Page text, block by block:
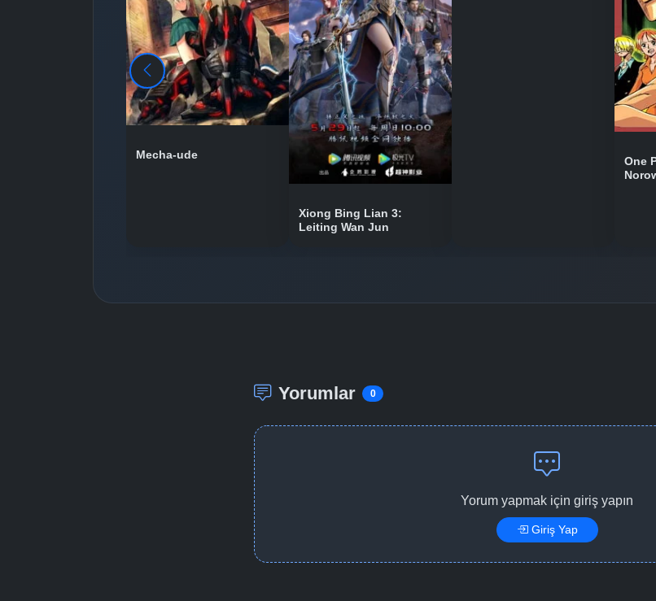
Mecha-ude
Xiong Bing Lian 3:
Leiting Wan Jun
One
Yorumlar 0
Yorum yapmak için giriş yapın
Giriş Yap